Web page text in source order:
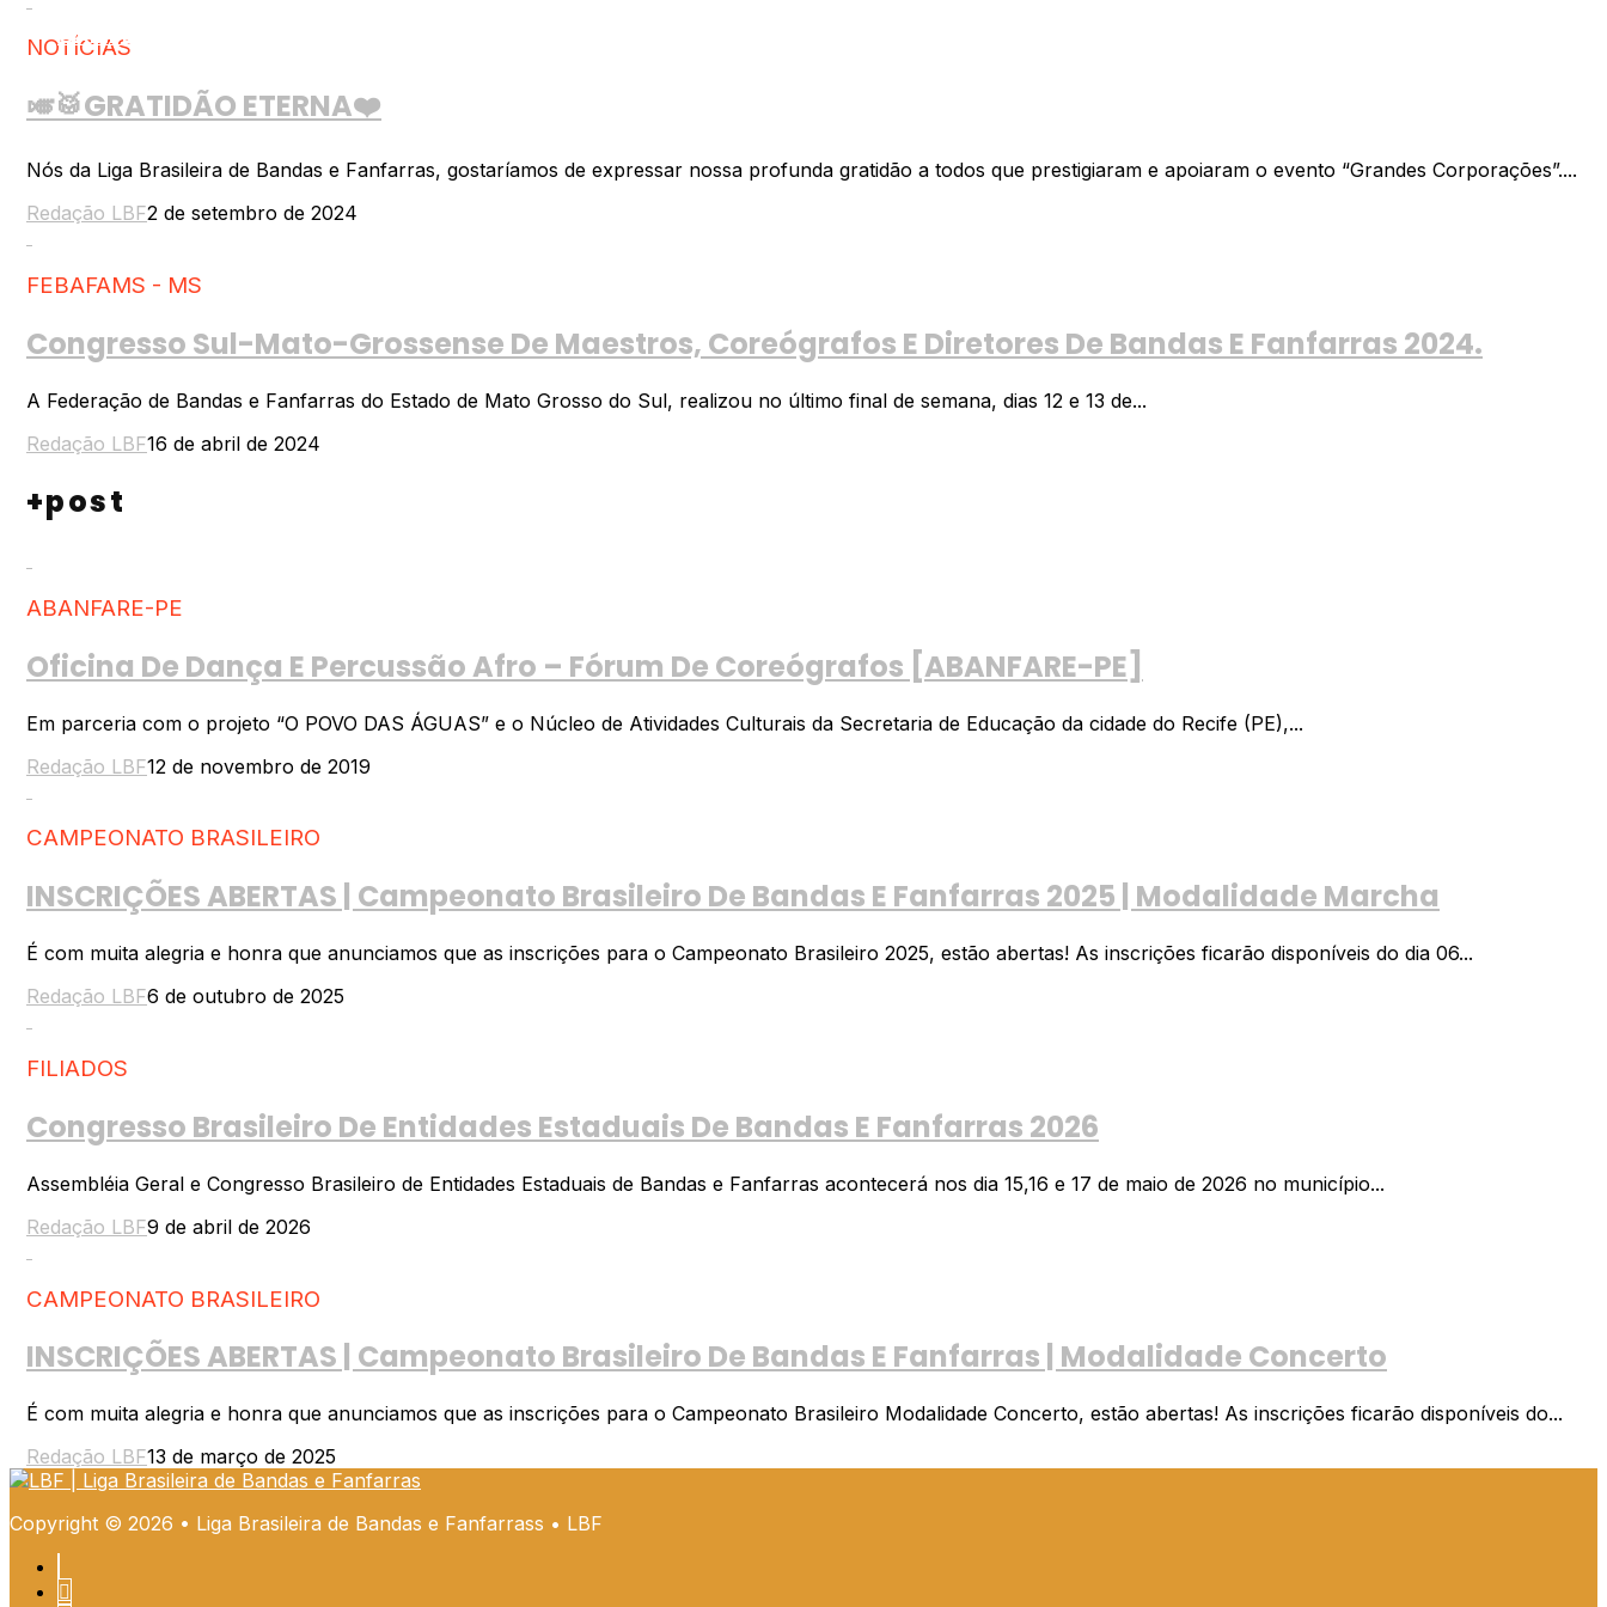
CAMPEONATO ESTADUAL PAULISTA- CAIEIRAS-SP
NOTÍCIAS
🎺🥁GRATIDÃO ETERNA❤️
Nós da Liga Brasileira de Bandas e Fanfarras, gostaríamos de expressar nossa profunda gratidão a todos que prestigiaram e apoiaram o evento “Grandes Corporações”....
Redação LBF2 de setembro de 2024
FEBAFAMS - MS
Congresso Sul-Mato-Grossense De Maestros, Coreógrafos E Diretores De Bandas E Fanfarras 2024.
A Federação de Bandas e Fanfarras do Estado de Mato Grosso do Sul, realizou no último final de semana, dias 12 e 13 de...
Redação LBF16 de abril de 2024
+post
ABANFARE-PE
Oficina De Dança E Percussão Afro – Fórum De Coreógrafos [ABANFARE-PE]
Em parceria com o projeto “O POVO DAS ÁGUAS” e o Núcleo de Atividades Culturais da Secretaria de Educação da cidade do Recife (PE),...
Redação LBF12 de novembro de 2019
CAMPEONATO BRASILEIRO
INSCRIÇÕES ABERTAS | Campeonato Brasileiro De Bandas E Fanfarras 2025 | Modalidade Marcha
É com muita alegria e honra que anunciamos que as inscrições para o Campeonato Brasileiro 2025, estão abertas! As inscrições ficarão disponíveis do dia 06...
Redação LBF6 de outubro de 2025
FILIADOS
Congresso Brasileiro De Entidades Estaduais De Bandas E Fanfarras 2026
Assembléia Geral e Congresso Brasileiro de Entidades Estaduais de Bandas e Fanfarras acontecerá nos dia 15,16 e 17 de maio de 2026 no município...
Redação LBF9 de abril de 2026
CAMPEONATO BRASILEIRO
INSCRIÇÕES ABERTAS | Campeonato Brasileiro De Bandas E Fanfarras | Modalidade Concerto
É com muita alegria e honra que anunciamos que as inscrições para o Campeonato Brasileiro Modalidade Concerto, estão abertas! As inscrições ficarão disponíveis do...
Redação LBF13 de março de 2025
Copyright © 2026 • Liga Brasileira de Bandas e Fanfarrass • LBF